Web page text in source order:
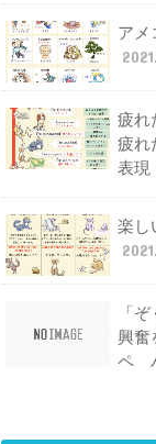
アメ
疲れ
疲れ
表現
楽し
「
興奮
ペ